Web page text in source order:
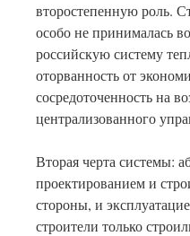
второстепенную роль.
особо не принималась
российскую систему
оторванность от
сосредоточенность на
централизованного
Вторая черта системы:
проектированием и
стороны, и
строители только